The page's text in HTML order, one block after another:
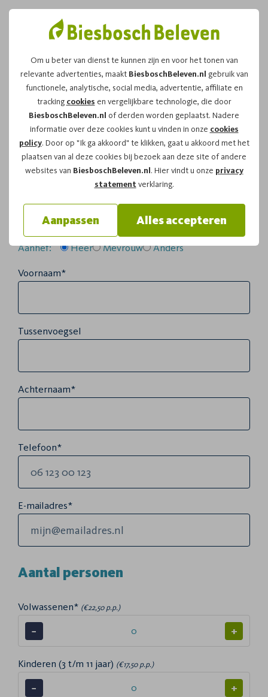
Om u beter van dienst te kunnen zijn en voor het tonen van
relevante advertenties, maakt BiesboschBeleven.nl gebruik van
functionele, analytische, social media, advertentie, affiliate en
tracking cookies en vergelijkbare technologie, die door
BiesboschBeleven.nl of derden worden geplaatst. Nadere
informatie over deze cookies kunt u vinden in onze cookies
policy. Door op "Ik ga akkoord" te klikken, gaat u akkoord met het
plaatsen van al deze cookies bij bezoek aan deze site of andere
websites van BiesboschBeleven.nl. Hier vindt u onze privacy
statementverklaring.
Aanpassen Alles accepteren
Leuk dat u kiest voor dit
arrangement!
Om te reserveren voor de Bevertochtvaartocht op
woensdag 05-08-2026 om19:00vragen wij u
onderstaand formulier in te vullen.
Uw gegevens:
Aanhef: Heer Mevrouw Anders
Voornaam*
Tussenvoegsel
Achternaam*
Telefoon*
E-mailadres*
Aantal personen
Volwassenen* (€22,50 p.p.)
− +
Kinderen (3 t/m 11 jaar) (€17,50 p.p.)
− +